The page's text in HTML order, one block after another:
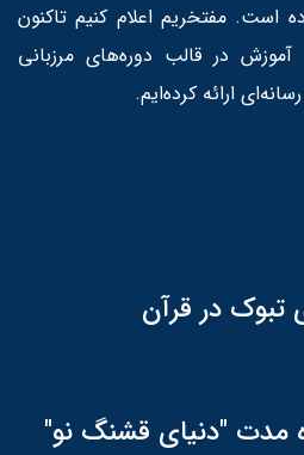
است. مفتخریم اعلام کنیم تاکنون
نفر-ساعت آموزش در قالب دوره‌های مرزبانی
ارائه کرده‌ایم.
تبوک در قرآن
مدت "دنیای قشنگ نو"